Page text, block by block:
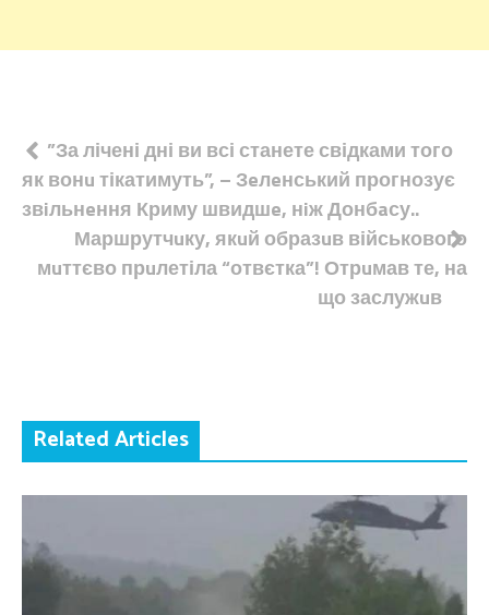
Навігація
записів
”За лічені дні ви всі станете свідками того
як вонu тікатимуть”, – Зeлeнський прогнозує
звiльнeння Криму швидшe, нiж Донбaсу..
Маршрутчuку, якuй образuв військового
мuттєво прuлетіла “отвєтка”! Отрuмав те, на
що заслужuв
Related Articles